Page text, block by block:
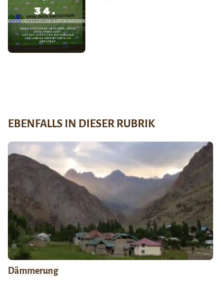
EBENFALLS IN DIESER RUBRIK
Dämmerung